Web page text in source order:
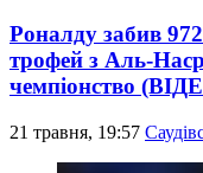
Роналду забив
трофей з Аль-
чемпіонство
21 травня, 19:57